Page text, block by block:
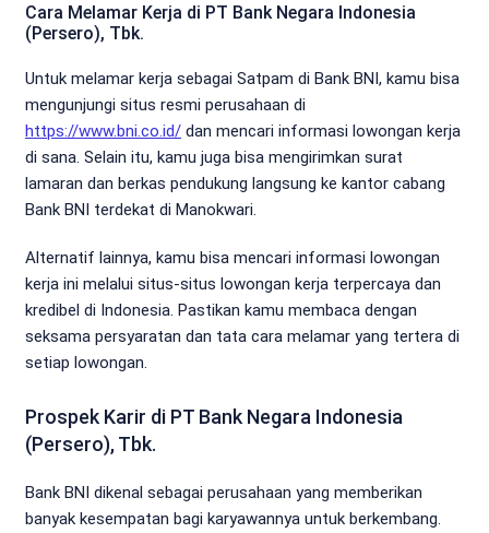
Cara Melamar Kerja di PT Bank Negara Indonesia
(Persero), Tbk.
Untuk melamar kerja sebagai Satpam di Bank BNI, kamu bisa
mengunjungi situs resmi perusahaan di
https://www.bni.co.id/ dan mencari informasi lowongan kerja
di sana. Selain itu, kamu juga bisa mengirimkan surat
lamaran dan berkas pendukung langsung ke kantor cabang
Bank BNI terdekat di Manokwari.
Alternatif lainnya, kamu bisa mencari informasi lowongan
kerja ini melalui situs-situs lowongan kerja terpercaya dan
kredibel di Indonesia. Pastikan kamu membaca dengan
seksama persyaratan dan tata cara melamar yang tertera di
setiap lowongan.
Prospek Karir di PT Bank Negara Indonesia
(Persero), Tbk.
Bank BNI dikenal sebagai perusahaan yang memberikan
banyak kesempatan bagi karyawannya untuk berkembang.